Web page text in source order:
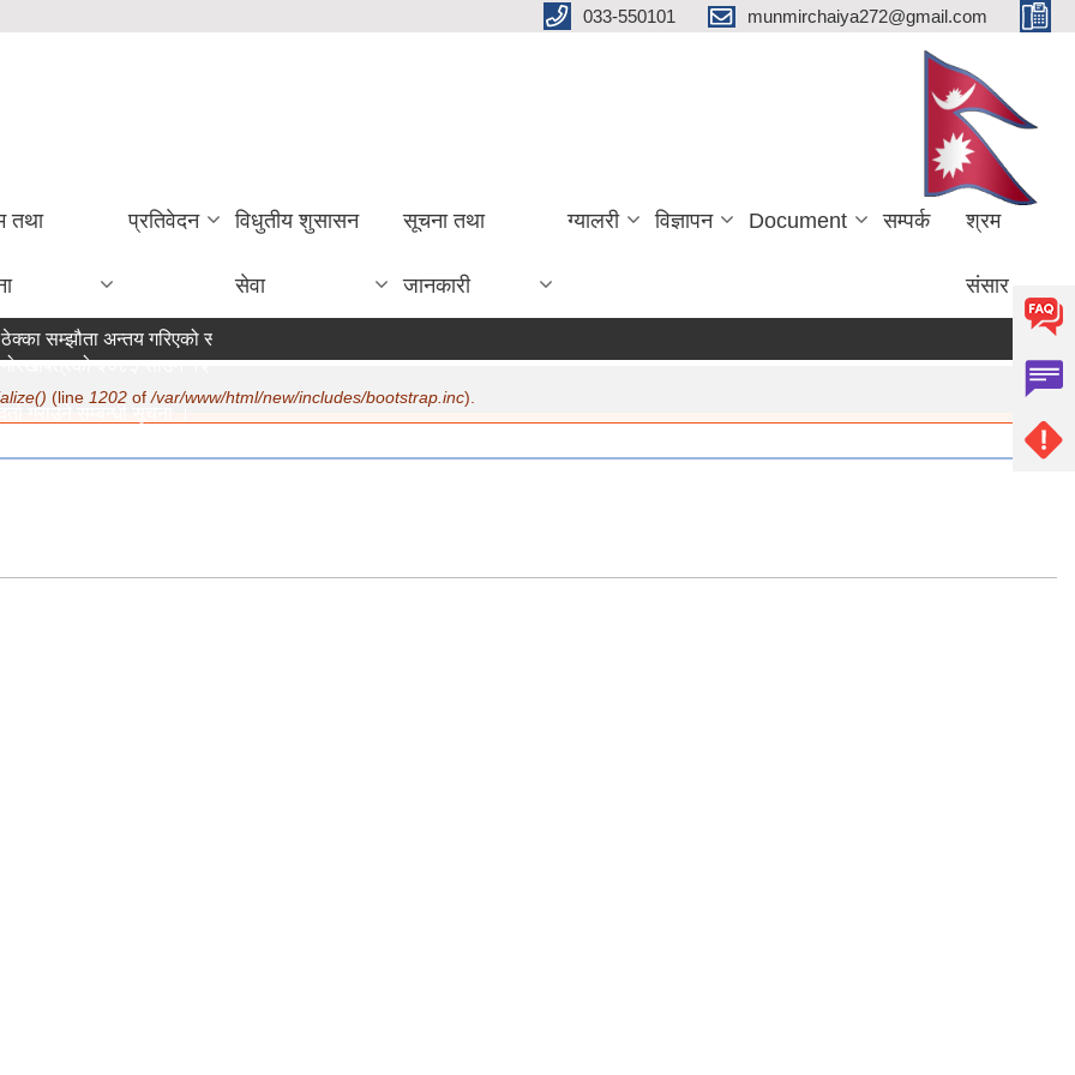
033-550101 munmirchaiya272@gmail.com
तथा प्रतिवेदन विधुतीय शुसासन
सेवा
सूचना तथा
जानकारी
ग्यालरी विज्ञापन Document सम्पर्क श्रम
संसार
सम्झौता अन्तय गरिएको सम्बन्धी सूचना ।
२०८३ साउन १२ गते मा सूचना प्रकाशन ।
गराउने सम्बन्धी सूचना ।
(line 1202 of/var/www/html/new/includes/bootstrap.inc).